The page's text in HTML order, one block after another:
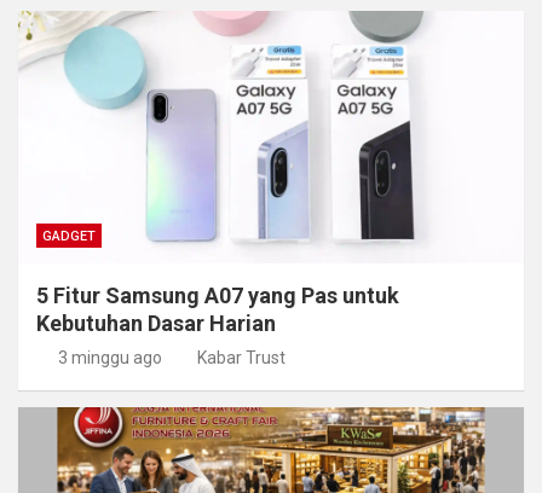
GADGET
5 Fitur Samsung A07 yang Pas untuk
Kebutuhan Dasar Harian
3 minggu ago Kabar Trust